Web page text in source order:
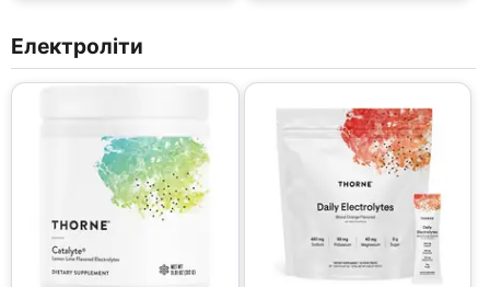
Електроліти